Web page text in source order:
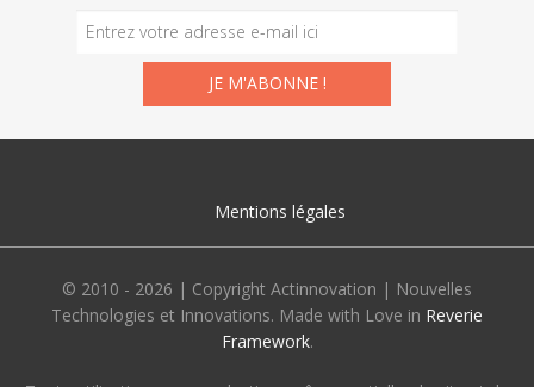
Mentions légales
© 2010 - 2026 | Copyright Actinnovation | Nouvelles
Technologies et Innovations. Made with Love in Reverie
Framework.